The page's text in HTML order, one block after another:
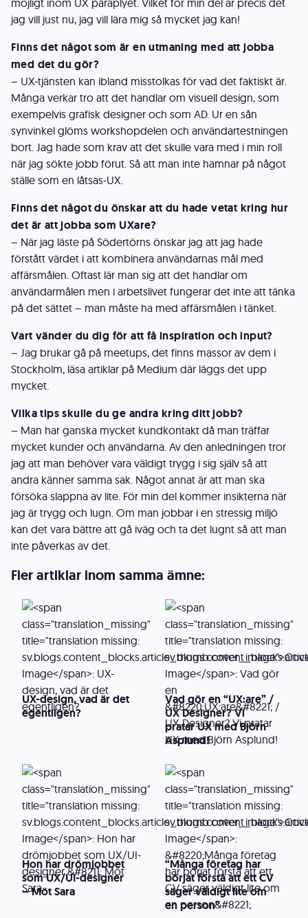
möjligt inom UX paraplyet. Vilket för min del är precis det
jag vill just nu, jag vill lära mig så mycket jag kan!
Finns det något som är en utmaning med att jobba
med det du gör?
– UX-tjänsten kan ibland misstolkas för vad det faktiskt är.
Många verkar tro att det handlar om visuell design, som
exempelvis grafisk designer och som AD. Ur en sån
synvinkel glöms workshopdelen och användartestningen
bort. Jag hade som krav att det skulle vara med i min roll
när jag sökte jobb förut. Så att man inte hamnar på något
ställe som en låtsas-UX.
Finns det något du önskar att du hade vetat kring hur
det är att jobba som UXare?
– När jag läste på Södertörns önskar jag att jag hade
förstått värdet i att kombinera användarnas mål med
affärsmålen. Oftast lär man sig att det handlar om
användarmålen men i arbetslivet fungerar det inte att tänka
på det sättet – man måste ha med affärsmålen i tänket.
Vart vänder du dig för att få inspiration och input?
– Jag brukar gå på meetups, det finns massor av dem i
Stockholm, läsa artiklar på Medium där läggs det upp
mycket.
Vilka tips skulle du ge andra kring ditt jobb?
– Man har ganska mycket kundkontakt då man träffar
mycket kunder och användarna. Av den anledningen tror
jag att man behöver vara väldigt trygg i sig själv så att
andra känner samma sak. Något annat är att man ska
försöka slappna av lite. För min del kommer insikterna när
jag är trygg och lugn. Om man jobbar i en stressig miljö
kan det vara bättre att gå iväg och ta det lugnt så att man
inte påverkas av det.
Fler artiklar inom samma ämne:
UX-design, vad är det
egentligen?
Vad gör en “UX:are” /
UX Designer? Vi
pratar UX med Björn
Asplund!
Hon har drömjobbet
som UX/UI-designer
– Möt Sara
“Många företag har
börjat förstå att ett CV
säger väldigt lite om
en person”